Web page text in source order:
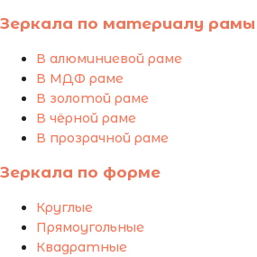
Зеркала по материалу рамы
В алюминиевой раме
В МДФ раме
В золотой раме
В чёрной раме
В прозрачной раме
Зеркала по форме
Круглые
Прямоугольные
Квадратные